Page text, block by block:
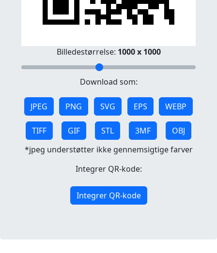
Billedestørrelse: 1000 x 1000
Download som:
JPEG PNG SVG EPS WEBP
TIFF GIF STL 3MF
OBJ
*jpeg understøtter ikke gennemsigtige farver
Integrer QR-kode:
Integrer QR-kode